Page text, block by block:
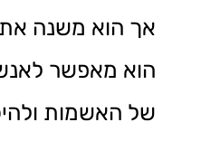
אך הוא משנה
הוא מאפשר
של האשמות